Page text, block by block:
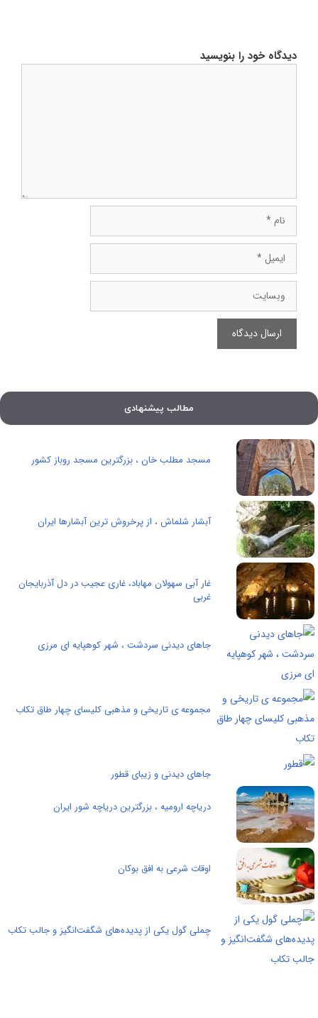
دیدگاه خود را بنویسید
ایمیل
وبسایت
مطالب پیشنهادی
مسجد مطلب خان ، بزرگترین مسجد روباز کشور
آبشار شلماش ، از پرخروش ترین آبشارها ایران
غار آبی سهولان مهاباد، غاری عجیب در دل آذربایجان
غربی
جاهای دیدنی سردشت ، شهر کوهپایه ای مرزی
مجموعه ی تاریخی و مذهبی کلیسای چهار طاق تکاب
جاهای دیدنی و زیبای قطور
دریاچه ارومیه ، بزرگترین دریاچه شور ایران
اوقات شرعی به افق بوکان
چملی گول یکی از پدیده‌های شگفت‌انگیز و جالب تکاب